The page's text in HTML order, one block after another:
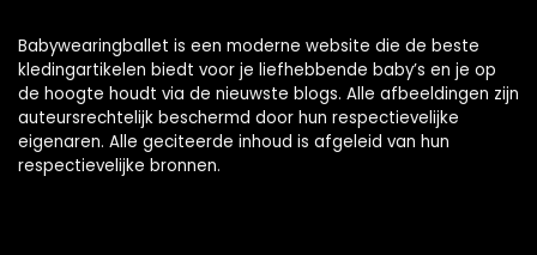
Babywearingballet is een moderne website die de beste
kledingartikelen biedt voor je liefhebbende baby’s en je op
de hoogte houdt via de nieuwste blogs. Alle afbeeldingen zijn
auteursrechtelijk beschermd door hun respectievelijke
eigenaren. Alle geciteerde inhoud is afgeleid van hun
respectievelijke bronnen.